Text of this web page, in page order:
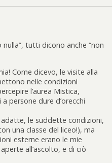
tutti dicono anche “non
Come dicevo, le visite alla
nelle condizioni
l’aurea Mistica,
persone dure d’orecchi
le suddette condizioni,
una classe del liceo!), ma
esterne erano le mie
all’ascolto, e di ciò